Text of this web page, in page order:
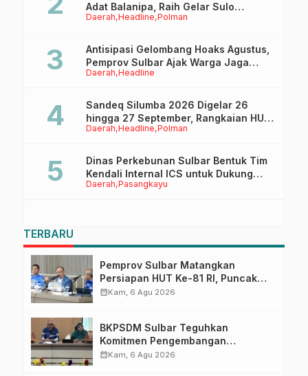
Daerah Headline Polman
Adat Balanipa, Raih Gelar Sulo
Tappidena
Daerah Headline
Antisipasi Gelombang Hoaks Agustus,
Pemprov Sulbar Ajak Warga Jaga
Ruang Digital
Daerah Headline Polman
Sandeq Silumba 2026 Digelar 26
hingga 27 September, Rangkaian HUT
Sulbar
Daerah Pasangkayu
Dinas Perkebunan Sulbar Bentuk Tim
Kendali Internal ICS untuk Dukung
Sertifikasi ISPO Pekebun di
TERBARU
Pemprov Sulbar Matangkan
Persiapan HUT Ke-81 RI, Puncak
Upacara di Lapangan Ahmad
calendar_monthKam, 6 Agu 2026
BKPSDM Sulbar Teguhkan
Komitmen Pengembangan
Kompetensi ASN melalui
calendar_monthKam, 6 Agu 2026